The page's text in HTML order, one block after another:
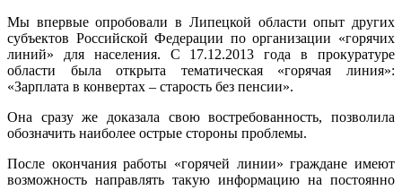
Мы впервые опробовали в Липецкой области опыт других
субъектов Российской Федерации по организации «горячих
линий» для населения. С 17.12.2013 года в прокуратуре
области была открыта тематическая «горячая линия»:
«Зарплата в конвертах – старость без пенсии».
Она сразу же доказала свою востребованность, позволила
обозначить наиболее острые стороны проблемы.
После окончания работы «горячей линии» граждане имеют
возможность направлять такую информацию на постоянно